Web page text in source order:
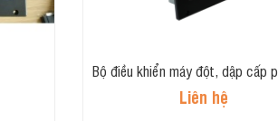
Liên hệ